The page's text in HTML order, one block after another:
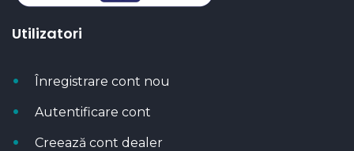
Utilizatori
Înregistrare cont nou
Autentificare cont
Creează cont dealer